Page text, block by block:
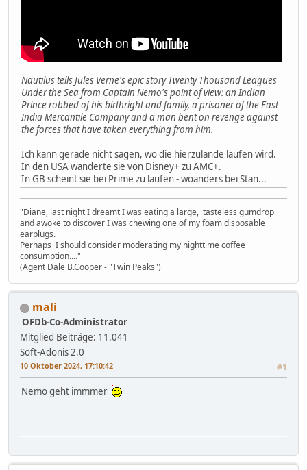
Nautilus tells Jules Verne's epic story Twenty Thousand Leagues
Under the Sea from Captain Nemo's point of view: an Indian
Prince robbed of his birthright and family, a prisoner of the East
India Mercantile Company and a man bent on revenge against
the forces that have taken everything from him.
Ich kann gerade nicht sagen, wo die hierzulande laufen wird.
In den USA wanderte sie von Disney+ zu AMC+.
In GB scheint sie bei Prime zu laufen - woanders bei Stan...
"Diane, last night I dreamt I was eating a large, tasteless gumdrop
and awoke to discover I was chewing one of my foam disposable
earplugs.
Perhaps I should consider moderating my nighttime coffee
consumption...."
(Agent Dale B.Cooper - "Twin Peaks")
mali
OFDb-Co-Administrator
Mitglied Beiträge: 11.041
Soft-Adonis 2.0
10 Oktober 2024, 17:10:42 #1
Nemo geht immmer